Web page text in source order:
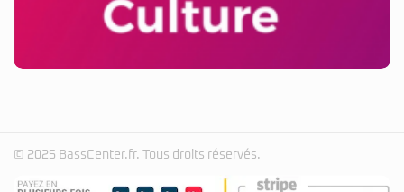
© 2025 BassCenter.fr. Tous droits réservés.